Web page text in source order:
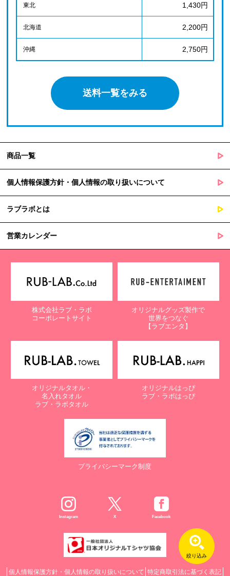
東北 1,430円
北海道 2,200円
沖縄 2,750円
送料一覧をみる
絞り込み
商品一覧
個人情報保護方針・個人情報の取り扱いについて
ラブラボとは
営業カレンダー
株式会社ラブ・ラボ
コーポレートサイト
オリジナルグッズ製作で
世界をつなぐ
【ラブエンタ】
オリジナルタオル・
名入れタオル
ラブ・ラボタオル
オリジナルはっぴ
ラブ・ラボはっぴ
プライバシーマーク制度
Instagram X Facebook
個人情報保護方針・個人情報の取り扱いについて 特定商取引法に基づく表記